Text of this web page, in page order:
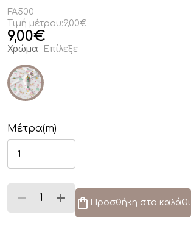
FA500
Τιμή μέτρου:9,00€
9,00€
Χρώμα Επίλεξε
Μέτρα(m)
Προσθήκη στο καλάθι